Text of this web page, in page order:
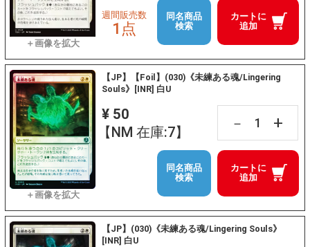
カートに
追加
週間販売数
1点
同名商品
検索
【JP】【Foil】(030)《未練ある魂/Lingering
Souls》[INR] 白U
¥ 50
【NM 在庫:7】
－ +
カートに
追加
同名商品
検索
【JP】(030)《未練ある魂/Lingering Souls》
[INR] 白U